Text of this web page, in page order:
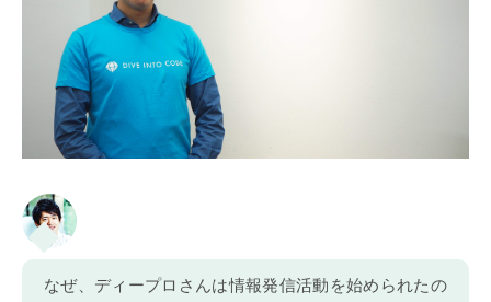
なぜ、ディープロさんは情報発信活動を始められたの